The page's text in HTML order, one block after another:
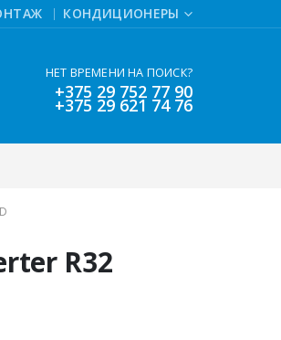
КОНДИЦИОНЕРЫ
НЕТ ВРЕМЕНИ НА ПОИСК?
+375 29 752 77 90
+375 29 621 74 76
R32